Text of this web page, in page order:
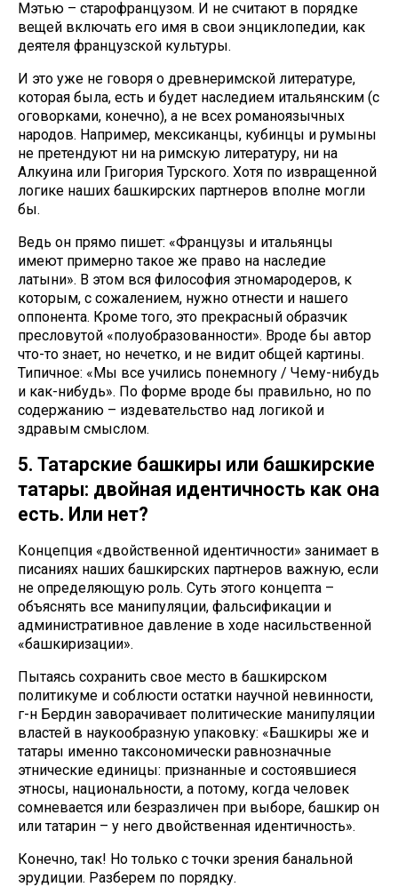
Мэтью – старофранцузом. И не считают в порядке
вещей включать его имя в свои энциклопедии, как
деятеля французской культуры.
И это уже не говоря о древнеримской литературе,
которая была, есть и будет наследием итальянским (с
оговорками, конечно), а не всех романоязычных
народов. Например, мексиканцы, кубинцы и румыны
не претендуют ни на римскую литературу, ни на
Алкуина или Григория Турского. Хотя по извращенной
логике наших башкирских партнеров вполне могли
бы.
Ведь он прямо пишет: «Французы и итальянцы
имеют примерно такое же право на наследие
латыни». В этом вся философия этномародеров, к
которым, с сожалением, нужно отнести и нашего
оппонента. Кроме того, это прекрасный образчик
пресловутой «полуобразованности». Вроде бы автор
что-то знает, но нечетко, и не видит общей картины.
Типичное: «Мы все учились понемногу / Чему-нибудь
и как-нибудь». По форме вроде бы правильно, но по
содержанию – издевательство над логикой и
здравым смыслом.
5. Татарские башкиры или башкирские
татары: двойная идентичность как она
есть. Или нет?
Концепция «двойственной идентичности» занимает в
писаниях наших башкирских партнеров важную, если
не определяющую роль. Суть этого концепта –
объяснять все манипуляции, фальсификации и
административное давление в ходе насильственной
«башкиризации».
Пытаясь сохранить свое место в башкирском
политикуме и соблюсти остатки научной невинности,
г-н Бердин заворачивает политические манипуляции
властей в наукообразную упаковку: «Башкиры же и
татары именно таксономически равнозначные
этнические единицы: признанные и состоявшиеся
этносы, национальности, а потому, когда человек
сомневается или безразличен при выборе, башкир он
или татарин – у него двойственная идентичность».
Конечно, так! Но только с точки зрения банальной
эрудиции. Разберем по порядку.